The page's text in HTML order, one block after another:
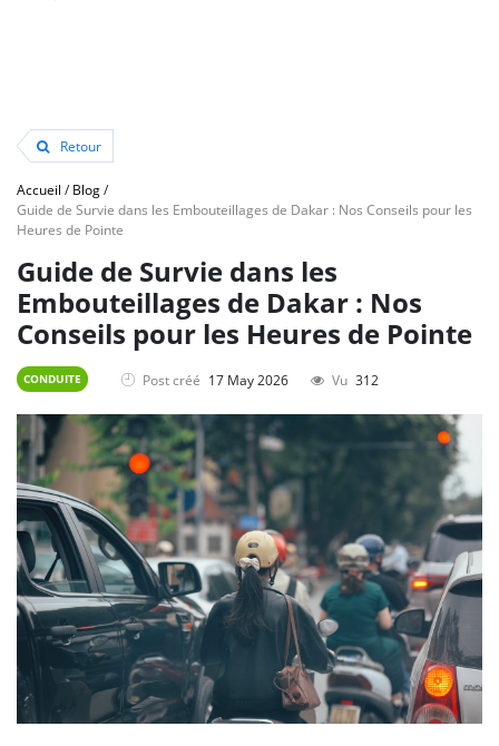
Retour
Accueil /Blog/
Guide de Survie dans les Embouteillages de Dakar : Nos Conseils pour les
Heures de Pointe
Guide de Survie dans les
Embouteillages de Dakar : Nos
Conseils pour les Heures de Pointe
CONDUITE Post créé 17 May 2026 Vu 312